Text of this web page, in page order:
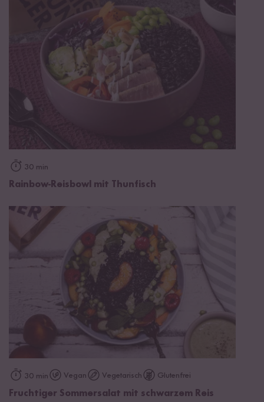
30 min
Rainbow-Reisbowl mit Thunfisch
30 min Vegan Vegetarisch Glutenfrei
Fruchtiger Sommersalat mit schwarzem Reis